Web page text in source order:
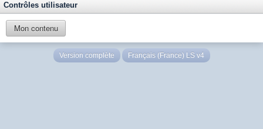
Contrôles utilisateur
Mon contenu
Version complète Français (France) LS v4